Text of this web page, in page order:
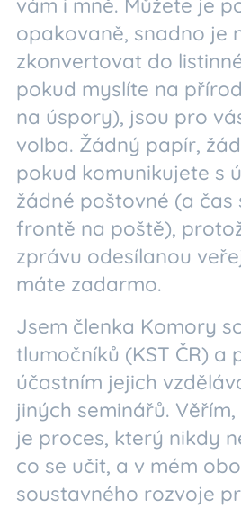
vám i mně. Můžete je
opakovaně, snadno je
zkonvertovat do
pokud myslíte na
na úspory), jsou pro
volba. Žádný papír,
pokud komunikujete s
žádné poštovné (a čas
frontě na poště),
zprávu odesílanou
máte zadarmo.
Jsem členka Komory
tlumočníků (KST ČR) a
účastním jejich
jiných seminářů.
je proces, který nikdy
co se učit, a v mém
soustavného rozvoje